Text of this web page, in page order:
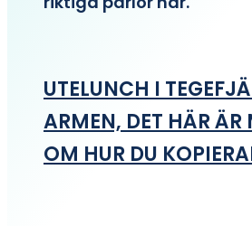
UTELUNCH I
ARMEN, DET HÄR
OM HUR DU